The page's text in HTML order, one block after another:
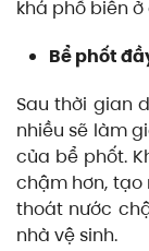
khá phổ biến
Bể phốt
Sau thời gian
nhiều sẽ làm
của bể phốt.
chậm hơn, tạo
thoát nước
nhà vệ sinh.